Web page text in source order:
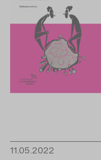
11.05.2022